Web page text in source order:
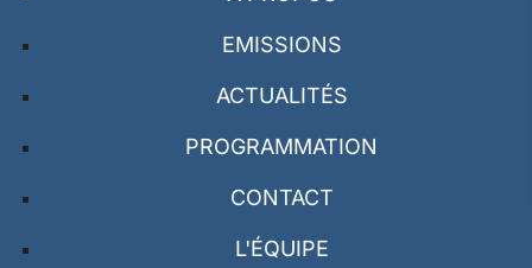
EMISSIONS
ACTUALITÉS
PROGRAMMATION
CONTACT
L'ÉQUIPE